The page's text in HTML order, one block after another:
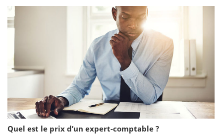
Quel est le prix d’un expert-comptable ?